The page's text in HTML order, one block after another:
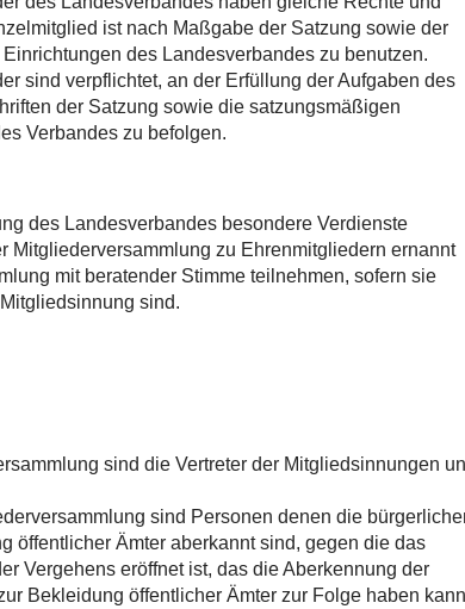
ist nach Maßgabe der Satzung sowie der
des Landesverbandes zu benutzen.
sind verpflichtet, an der Erfüllung der Aufgaben des
der Satzung sowie die satzungsmäßigen
Verbandes zu befolgen.
des Landesverbandes besondere Verdienste
Mitgliederversammlung zu Ehrenmitgliedern ernannt
mit beratender Stimme teilnehmen, sofern sie
sind.
sind die Vertreter der Mitgliedsinnungen
sind Personen denen die
öffentlicher Ämter aberkannt sind, gegen die das
Vergehens eröffnet ist, das die Aberkennung der
Bekleidung öffentlicher Ämter zur Folge haben